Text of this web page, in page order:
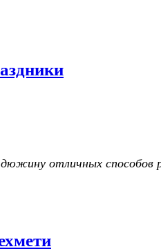
отличных способов